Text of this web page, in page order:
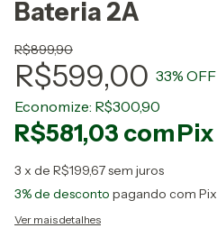
Bateria 2A
R$899,90
R$599,00 33% OFF
Economize: R$300,90
R$581,03 comPix
3 x de R$199,67sem juros
3% de desconto pagando com Pix
Ver mais detalhes